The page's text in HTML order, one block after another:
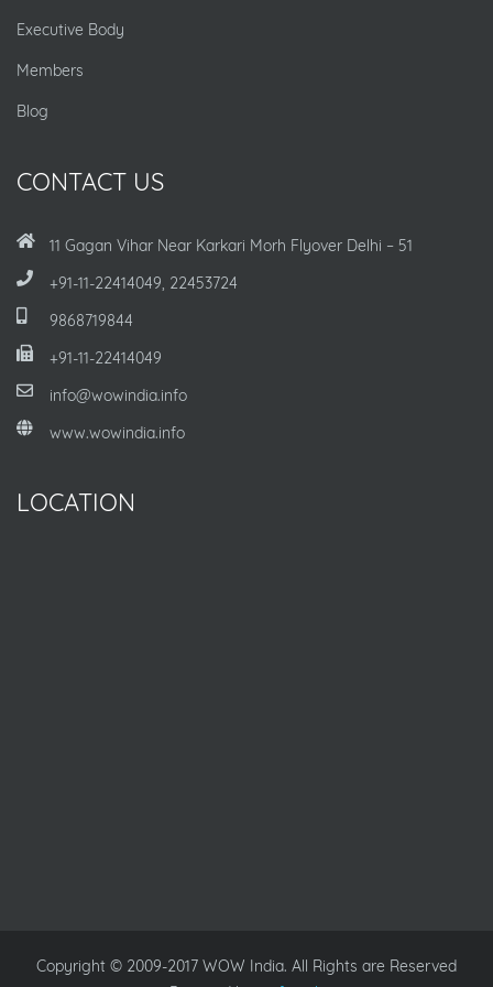
Executive Body
Members
Blog
CONTACT US
11 Gagan Vihar Near Karkari Morh Flyover Delhi – 51
+91-11-22414049, 22453724
9868719844
+91-11-22414049
info@wowindia.info
www.wowindia.info
LOCATION
Copyright © 2009-2017 WOW India. All Rights are Reserved